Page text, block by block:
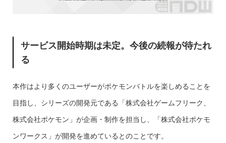
サービス開始時期は未定。今後の続報が待たれ
る
本作はより多くのユーザーがポケモンバトルを楽しめることを
目指し、シリーズの開発元である「株式会社ゲームフリーク、
株式会社ポケモン」が企画・制作を担当し、「株式会社ポケモ
ンワークス」が開発を進めているとのことです。